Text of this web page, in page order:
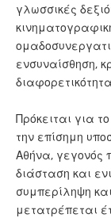
γλωσσικές
ενσυναίσθηση,
Πρόκειται για
την επίσημη
Αθήνα, γεγονός
διάσταση και
συμπερίληψη
μετατρέπεται